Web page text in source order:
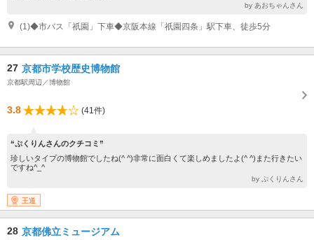
by あおちゃんさん
(1)◆市バス「祇園」下車◆京阪本線「祇園四条」駅下車、徒歩5分
27 京都市学校歴史博物館
京都駅周辺／博物館
3.8 (41件)
“ぷくりんさんのクチコミ”
珍しいタイプの博物館でしたね(^ ^)非常に面白くて楽しめましたよ(^ ^)また行きたい
ですね^_^
by ぷくりんさん
王道
28 京都佛立ミュージアム